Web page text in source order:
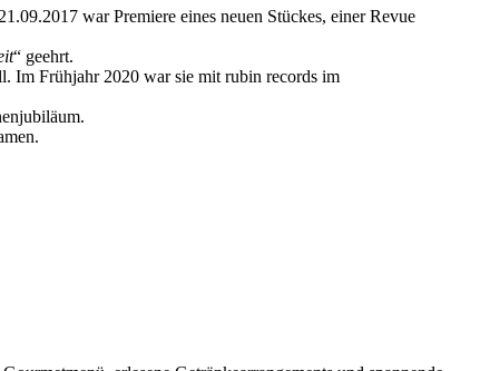
war Premiere eines neuen Stückes, einer Revue
“ geehrt.
Im Frühjahr 2020 war sie mit rubin records im